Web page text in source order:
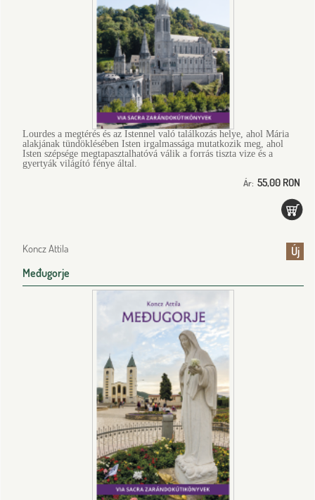
Lourdes a megtérés és az Istennel való találkozás helye, ahol Mária
alakjának tündöklésében Isten irgalmassága mutatkozik meg, ahol
Isten szépsége megtapasztalhatóvá válik a forrás tiszta vize és a
gyertyák világító fénye által.
Ár: 55,00 RON
Új
Koncz Attila
Međugorje